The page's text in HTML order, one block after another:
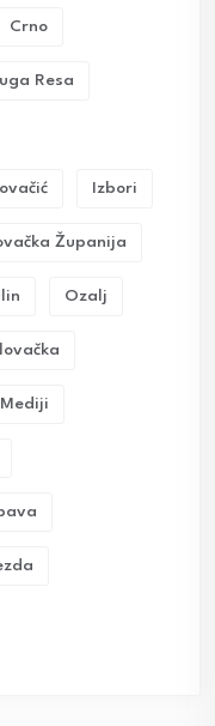
Crno
Resa
Izbori
Županija
Ozalj